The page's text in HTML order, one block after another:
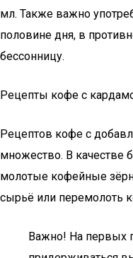
мл. Также важно
половине дня, в
бессонницу.
Рецепты кофе с
Рецептов кофе с
множество. В качестве
молотые кофейные
сырьё или перемолоть
Важно! На первых